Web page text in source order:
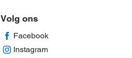
Volg ons
Facebook
Instagram